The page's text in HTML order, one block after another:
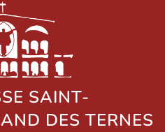
SAINT-
DES TERNES